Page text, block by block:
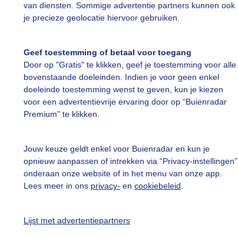
van diensten. Sommige advertentie partners kunnen ook
je precieze geolocatie hiervoor gebruiken.
Geef toestemming of betaal voor toegang
Door op "Gratis" te klikken, geef je toestemming voor alle
bovenstaande doeleinden. Indien je voor geen enkel
doeleinde toestemming wenst te geven, kun je kiezen
voor een advertentievrije ervaring door op “Buienradar
Premium” te klikken.
Jouw keuze geldt enkel voor Buienradar en kun je
opnieuw aanpassen of intrekken via “Privacy-instellingen”
onderaan onze website of in het menu van onze app.
Lees meer in ons privacy- en cookiebeleid
Lijst met advertentiepartners
vragen
Mijn weer